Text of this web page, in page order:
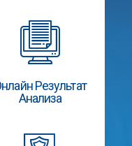
Результат
Анализа